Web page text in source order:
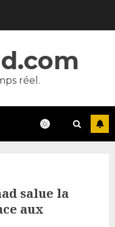
réel.
salue la
aux